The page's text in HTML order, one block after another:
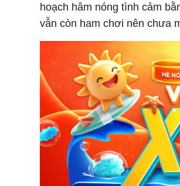
hoạch hâm nóng tình cảm
vẫn còn ham chơi nên chưa